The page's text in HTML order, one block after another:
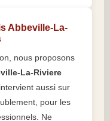
Abbeville-La-
nous proposons
La-Riviere
aussi sur
pour les
Ne